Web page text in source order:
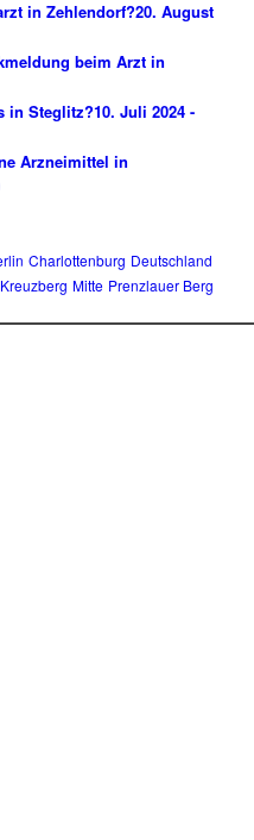
in Zehlendorf?20. August
beim Arzt in
in Steglitz?10. Juli 2024 -
Arzneimittel in
Charlottenburg Deutschland
Kreuzberg Mitte Prenzlauer Berg